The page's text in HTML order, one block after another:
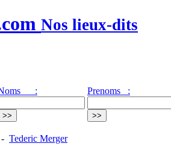
Nos lieux-dits
: Prenoms :
- Tederic Merger